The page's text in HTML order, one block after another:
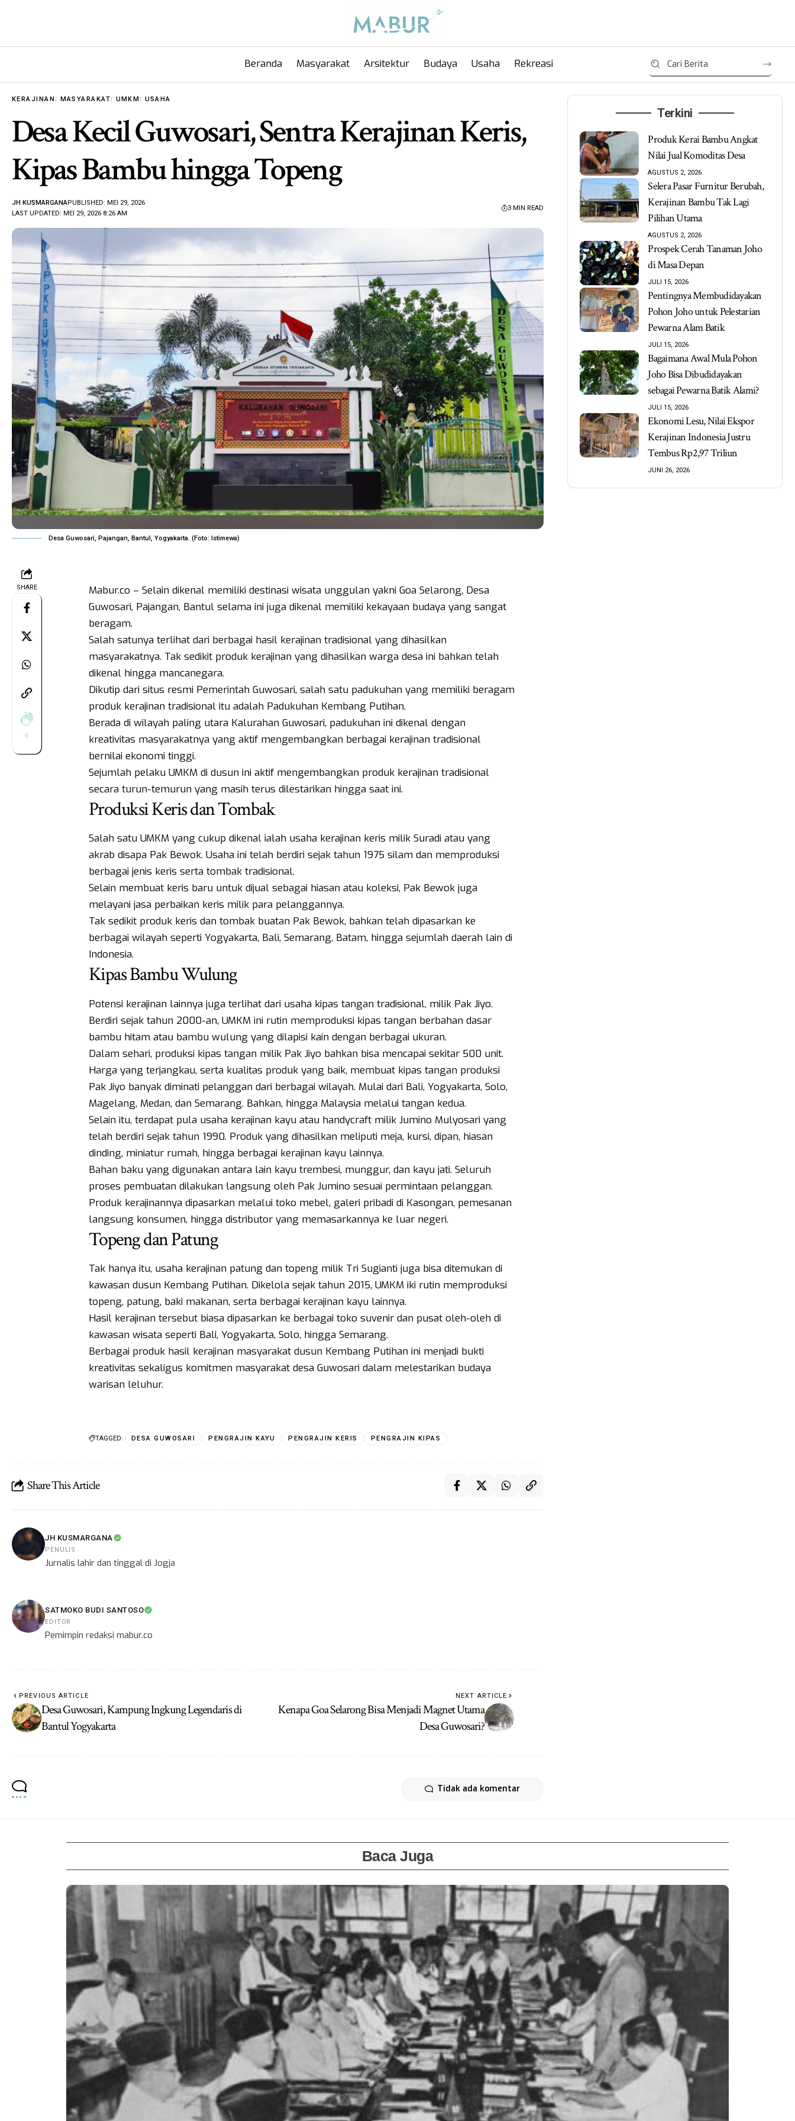
Beranda Masyarakat Arsitektur Budaya Usaha Rekreasi
KERAJINAN MASYARAKAT UMKM USAHA
Desa Kecil Guwosari, Sentra Kerajinan Keris,
Kipas Bambu hingga Topeng
LAST UPDATED: MEI 29, 2026 8:26 AM
JH KUSMARGANAPUBLISHED: MEI 29, 2026
3 MIN READ
Desa Guwosari, Pajangan, Bantul, Yogyakarta. (Foto: Istimewa)
SHARE
0
Mabur.co – Selain dikenal memiliki destinasi wisata unggulan yakni Goa Selarong, Desa
Guwosari, Pajangan, Bantul selama ini juga dikenal memiliki kekayaan budaya yang sangat
beragam.
Salah satunya terlihat dari berbagai hasil kerajinan tradisional yang dihasilkan
masyarakatnya. Tak sedikit produk kerajinan yang dihasilkan warga desa ini bahkan telah
dikenal hingga mancanegara.
Dikutip dari situs resmi Pemerintah Guwosari, salah satu padukuhan yang memiliki beragam
produk kerajinan tradisional itu adalah Padukuhan Kembang Putihan.
Berada di wilayah paling utara Kalurahan Guwosari, padukuhan ini dikenal dengan
kreativitas masyarakatnya yang aktif mengembangkan berbagai kerajinan tradisional
bernilai ekonomi tinggi.
Sejumlah pelaku UMKM di dusun ini aktif mengembangkan produk kerajinan tradisional
secara turun-temurun yang masih terus dilestarikan hingga saat ini.
Produksi Keris dan Tombak
Salah satu UMKM yang cukup dikenal ialah usaha kerajinan keris milik Suradi atau yang
akrab disapa Pak Bewok. Usaha ini telah berdiri sejak tahun 1975 silam dan memproduksi
berbagai jenis keris serta tombak tradisional.
Selain membuat keris baru untuk dijual sebagai hiasan atau koleksi, Pak Bewok juga
melayani jasa perbaikan keris milik para pelanggannya.
Tak sedikit produk keris dan tombak buatan Pak Bewok, bahkan telah dipasarkan ke
berbagai wilayah seperti Yogyakarta, Bali, Semarang, Batam, hingga sejumlah daerah lain di
Indonesia.
Kipas Bambu Wulung
Potensi kerajinan lainnya juga terlihat dari usaha kipas tangan tradisional, milik Pak Jiyo.
Berdiri sejak tahun 2000-an, UMKM ini rutin memproduksi kipas tangan berbahan dasar
bambu hitam atau bambu wulung yang dilapisi kain dengan berbagai ukuran.
Dalam sehari, produksi kipas tangan milik Pak Jiyo bahkan bisa mencapai sekitar 500 unit.
Harga yang terjangkau, serta kualitas produk yang baik, membuat kipas tangan produksi
Pak Jiyo banyak diminati pelanggan dari berbagai wilayah. Mulai dari Bali, Yogyakarta, Solo,
Magelang, Medan, dan Semarang. Bahkan, hingga Malaysia melalui tangan kedua.
Selain itu, terdapat pula usaha kerajinan kayu atau handycraft milik Jumino Mulyosari yang
telah berdiri sejak tahun 1990. Produk yang dihasilkan meliputi meja, kursi, dipan, hiasan
dinding, miniatur rumah, hingga berbagai kerajinan kayu lainnya.
Bahan baku yang digunakan antara lain kayu trembesi, munggur, dan kayu jati. Seluruh
proses pembuatan dilakukan langsung oleh Pak Jumino sesuai permintaan pelanggan.
Produk kerajinannya dipasarkan melalui toko mebel, galeri pribadi di Kasongan, pemesanan
langsung konsumen, hingga distributor yang memasarkannya ke luar negeri.
Topeng dan Patung
Tak hanya itu, usaha kerajinan patung dan topeng milik Tri Sugianti juga bisa ditemukan di
kawasan dusun Kembang Putihan. Dikelola sejak tahun 2015, UMKM iki rutin memproduksi
topeng, patung, baki makanan, serta berbagai kerajinan kayu lainnya.
Hasil kerajinan tersebut biasa dipasarkan ke berbagai toko suvenir dan pusat oleh-oleh di
kawasan wisata seperti Bali, Yogyakarta, Solo, hingga Semarang.
Berbagai produk hasil kerajinan masyarakat dusun Kembang Putihan ini menjadi bukti
kreativitas sekaligus komitmen masyarakat desa Guwosari dalam melestarikan budaya
warisan leluhur.
TAGGED: DESA GUWOSARI PENGRAJIN KAYU PENGRAJIN KERIS PENGRAJIN KIPAS
Share This Article
JH KUSMARGANA
PENULIS
Jurnalis lahir dan tinggal di Jogja
SATMOKO BUDI SANTOSO
EDITOR
Pemimpin redaksi mabur.co
PREVIOUS ARTICLE
Desa Guwosari, Kampung Ingkung Legendaris di
Bantul Yogyakarta
NEXT ARTICLE
Kenapa Goa Selarong Bisa Menjadi Magnet Utama
Desa Guwosari?
Tidak ada komentar
Terkini
Produk Kerai Bambu Angkat
Nilai Jual Komoditas Desa
AGUSTUS 2, 2026
Selera Pasar Furnitur Berubah,
Kerajinan Bambu Tak Lagi
Pilihan Utama
AGUSTUS 2, 2026
Prospek Cerah Tanaman Joho
di Masa Depan
JULI 15, 2026
Pentingnya Membudidayakan
Pohon Joho untuk Pelestarian
Pewarna Alam Batik
JULI 15, 2026
Bagaimana Awal Mula Pohon
Joho Bisa Dibudidayakan
sebagai Pewarna Batik Alami?
JULI 15, 2026
Ekonomi Lesu, Nilai Ekspor
Kerajinan Indonesia Justru
Tembus Rp2,97 Triliun
JUNI 26, 2026
Baca Juga